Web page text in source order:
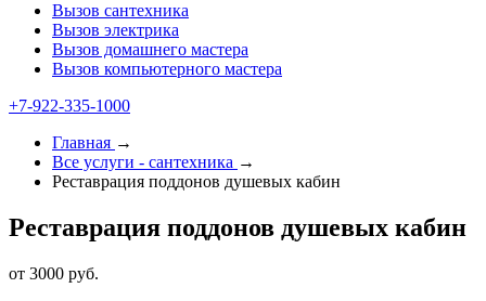
Вызов сантехника
Вызов электрика
Вызов домашнего мастера
Вызов компьютерного мастера
+7-922-335-1000
Главная →
Все услуги - cантехника →
Реставрация поддонов душевых кабин
Реставрация поддонов душевых кабин
от 3000 руб.